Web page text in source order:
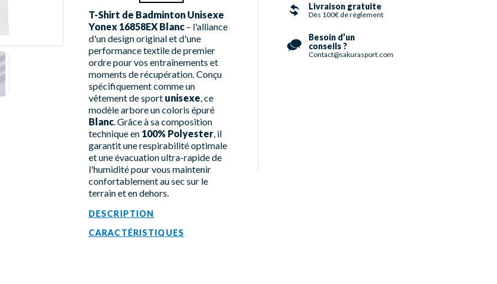
T-Shirt de Badminton Unisexe
Yonex 16858EX Blanc – l'alliance
d'un design original et d'une
performance textile de premier
ordre pour vos entraînements et
moments de récupération. Conçu
spécifiquement comme un
vêtement de sport unisexe, ce
modèle arbore un coloris épuré
Blanc. Grâce à sa composition
technique en 100% Polyester, il
garantit une respirabilité optimale
et une évacuation ultra-rapide de
l'humidité pour vous maintenir
confortablement au sec sur le
terrain et en dehors.
DESCRIPTION
CARACTÉRISTIQUES
Livraison gratuite
Dès 100€ de règlement
Besoin d’un
conseils ?
Contact@sakurasport.com